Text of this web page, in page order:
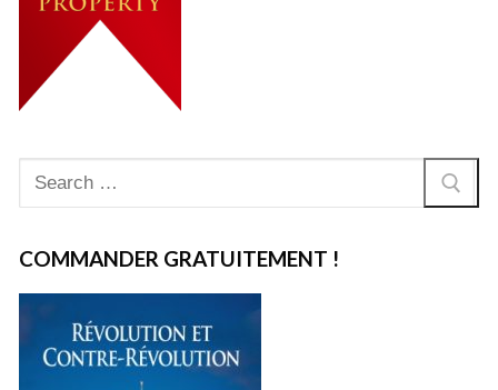
Rechercher
:
COMMANDER GRATUITEMENT !